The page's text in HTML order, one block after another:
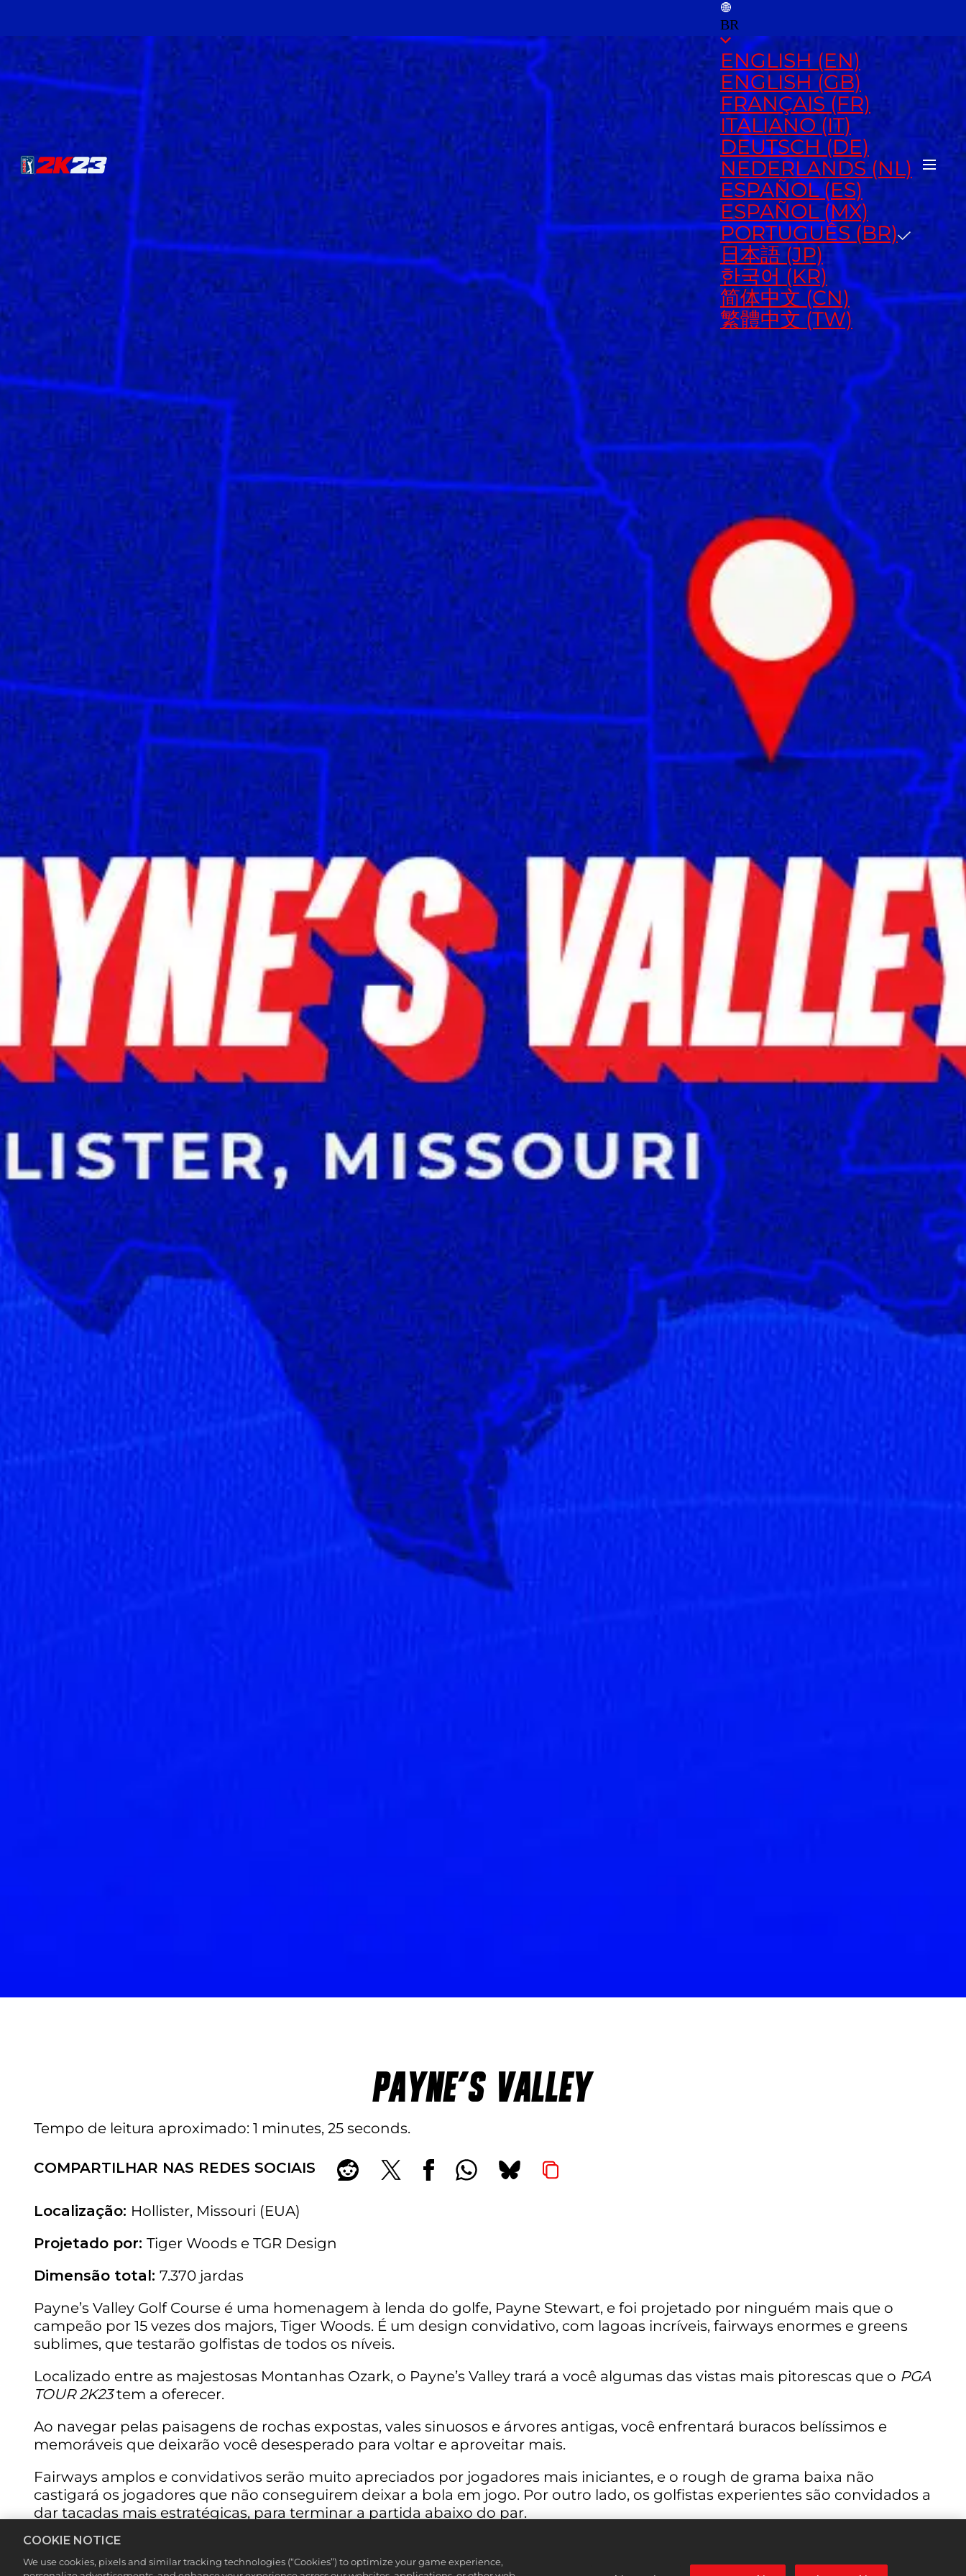
BR
ENGLISH (EN)
ENGLISH (GB)
FRANÇAIS (FR)
ITALIANO (IT)
DEUTSCH (DE)
NEDERLANDS (NL)
ESPAÑOL (ES)
ESPAÑOL (MX)
PORTUGUÊS (BR)
日本語 (JP)
한국어 (KR)
简体中文 (CN)
繁體中文 (TW)
PAYNE'S VALLEY
Tempo de leitura aproximado 1 minutes, 25 seconds
COMPARTILHAR NAS REDES SOCIAIS
Localização: Hollister, Missouri (EUA)
Projetado por: Tiger Woods e TGR Design
Dimensão total: 7.370 jardas
Payne’s Valley Golf Course é uma homenagem à lenda do golfe, Payne Stewart, e foi projetado por ninguém mais que o
campeão por 15 vezes dos majors, Tiger Woods. É um design convidativo, com lagoas incríveis, fairways enormes e greens
sublimes, que testarão golfistas de todos os níveis.
Localizado entre as majestosas Montanhas Ozark, o Payne’s Valley trará a você algumas das vistas mais pitorescas que o PGA
TOUR 2K23tem a oferecer.
Ao navegar pelas paisagens de rochas expostas, vales sinuosos e árvores antigas, você enfrentará buracos belíssimos e
memoráveis que deixarão você desesperado para voltar e aproveitar mais.
Fairways amplos e convidativos serão muito apreciados por jogadores mais iniciantes, e o rough de grama baixa não
castigará os jogadores que não conseguirem deixar a bola em jogo. Por outro lado, os golfistas experientes são convidados a
dar tacadas mais estratégicas, para terminar a partida abaixo do par.
Uma pontuação mais baixa é bem possível aqui em Payne's Valley. Você tem o necessário para ser um desses jogadores?
Venha e enfrente o desafio noPGA TOUR 2K23.
COOKIE NOTICE
We use cookies, pixels and similar tracking technologies (“Cookies”) to optimize your game experience,